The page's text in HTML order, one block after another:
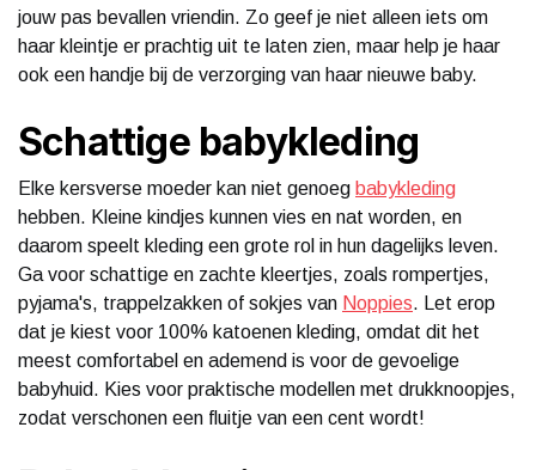
jouw pas bevallen vriendin. Zo geef je niet alleen iets om
haar kleintje er prachtig uit te laten zien, maar help je haar
ook een handje bij de verzorging van haar nieuwe baby.
Schattige babykleding
Elke kersverse moeder kan niet genoeg babykleding
hebben. Kleine kindjes kunnen vies en nat worden, en
daarom speelt kleding een grote rol in hun dagelijks leven.
Ga voor schattige en zachte kleertjes, zoals rompertjes,
pyjama's, trappelzakken of sokjes van Noppies. Let erop
dat je kiest voor 100% katoenen kleding, omdat dit het
meest comfortabel en ademend is voor de gevoelige
babyhuid. Kies voor praktische modellen met drukknoopjes,
zodat verschonen een fluitje van een cent wordt!